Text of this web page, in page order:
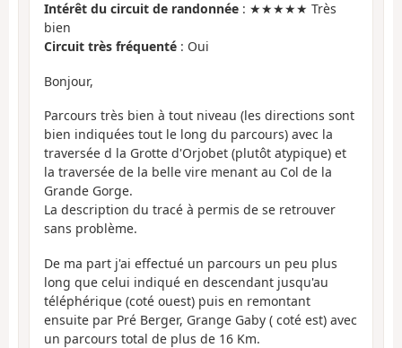
Intérêt du circuit de randonnée : ★★★★★ Très
bien
Circuit très fréquenté : Oui
Bonjour,
Parcours très bien à tout niveau (les directions sont
bien indiquées tout le long du parcours) avec la
traversée d la Grotte d'Orjobet (plutôt atypique) et
la traversée de la belle vire menant au Col de la
Grande Gorge.
La description du tracé à permis de se retrouver
sans problème.
De ma part j'ai effectué un parcours un peu plus
long que celui indiqué en descendant jusqu'au
téléphérique (coté ouest) puis en remontant
ensuite par Pré Berger, Grange Gaby ( coté est) avec
un parcours total de plus de 16 Km.